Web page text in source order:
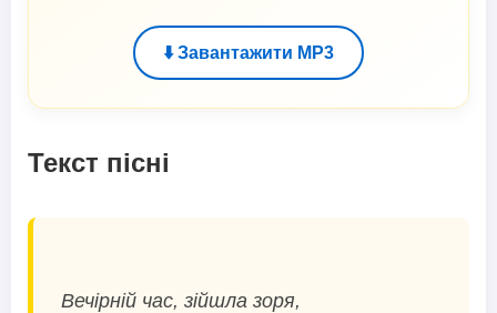
⬇️ Завантажити MP3
Текст пісні
Вечірній час, зійшла зоря,